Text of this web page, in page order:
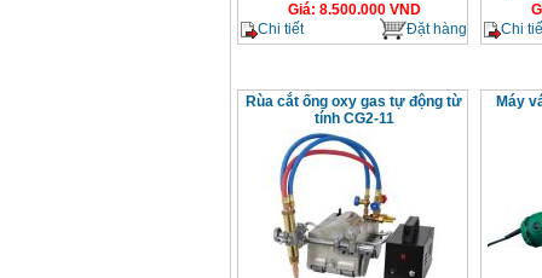
Giá: 8.500.000VND
Chi tiết
Đặt hàng
Chi
Rùa cắt ống oxy gas tự động từ
tính CG2-11
Máy